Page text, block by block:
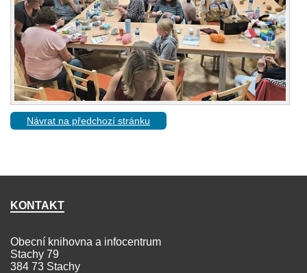
Návrat na předchozí stránku
KONTAKT
Obecní knihovna a infocentrum
Stachy 79
384 73 Stachy